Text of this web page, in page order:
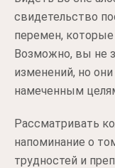
свидетельство
перемен,
Возможно, вы не
изменений, но
намеченным
Рассматривать
напоминание о
трудностей и